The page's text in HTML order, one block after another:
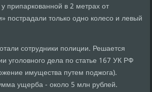
припаркованной в 2 метрах от
пострадали только одно колесо и левый
сотрудники полиции. Решается
уголовного дела по статье 167 УК РФ
имущества путем поджога).
ущерба - около 5 млн рублей.